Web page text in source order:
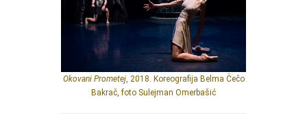
Okovani Prometej, 2018. Koreografija Belma Čečo
Bakrač, foto Sulejman Omerbašić